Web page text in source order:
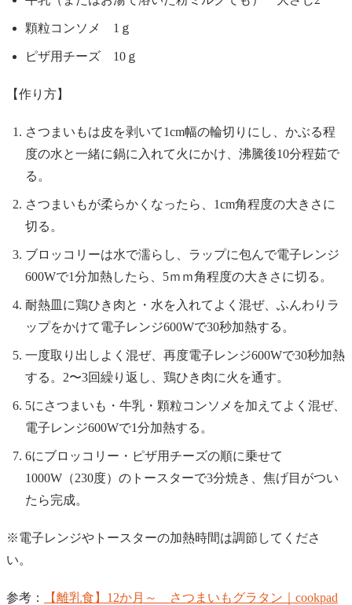
顆粒コンソメ 1ｇ
ピザ用チーズ 10ｇ
【作り方】
さつまいもは皮を剥いて1cm幅の輪切りにし、かぶる程
度の水と一緒に鍋に入れて火にかけ、沸騰後10分程茹で
る。
さつまいもが柔らかくなったら、1cm角程度の大きさに
切る。
ブロッコリーは水で濡らし、ラップに包んで電子レンジ
600Wで1分加熱したら、5ｍｍ角程度の大きさに切る。
耐熱皿に鶏ひき肉と・水を入れてよく混ぜ、ふんわりラ
ップをかけて電子レンジ600Wで30秒加熱する。
一度取り出しよく混ぜ、再度電子レンジ600Wで30秒加熱
する。2〜3回繰り返し、鶏ひき肉に火を通す。
5にさつまいも・牛乳・顆粒コンソメを加えてよく混ぜ、
電子レンジ600Wで1分加熱する。
6にブロッコリー・ピザ用チーズの順に乗せて
1000W（230度）のトースターで3分焼き、焦げ目がつい
たら完成。
※電子レンジやトースターの加熱時間は調節してくださ
い。
参考： 【離乳食】12か月～ さつまいもグラタン｜cookpad